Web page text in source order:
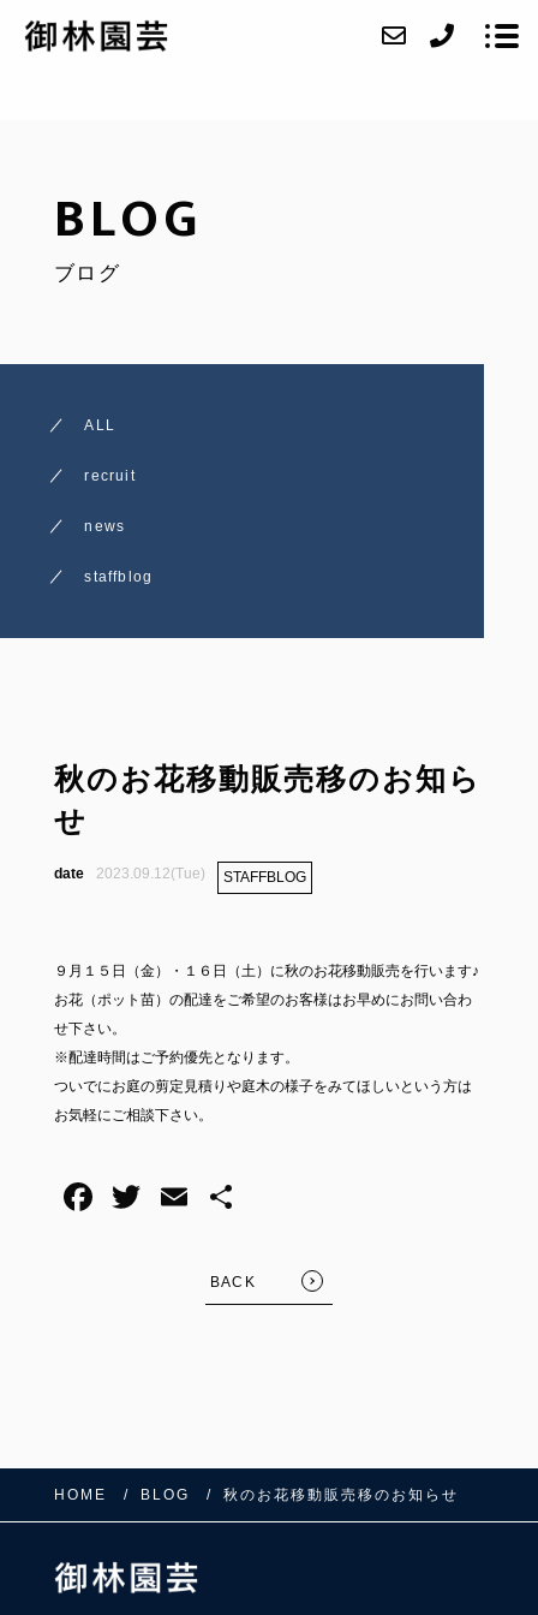
BLOG
ブログ
ALL
recruit
news
staffblog
秋のお花移動販売移のお知ら
せ
2023.09.12(Tue) STAFFBLOG
９月１５日（金）・１６日（土）に秋のお花移動販売を行います♪
お花（ポット苗）の配達をご希望のお客様はお早めにお問い合わ
せ下さい。
※配達時間はご予約優先となります。
ついでにお庭の剪定見積りや庭木の様子をみてほしいという方は
お気軽にご相談下さい。
BACK
HOME BLOG 秋のお花移動販売移のお知らせ